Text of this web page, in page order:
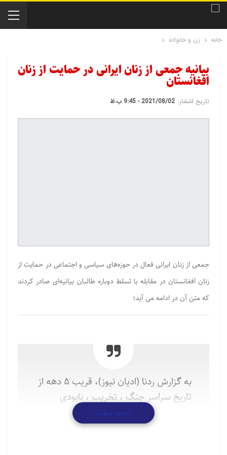
خانه زن و خانواده
بیانیه جمعی از زنان ایرانی در حمایت از زنان
افغانستان
تاریخ انتشار: 2021/08/02 - 9:45 ب.ظ
جمعی از زنان ایرانی فعال در حوزه‌های سیاسی و اجتماعی در حمایت از
زنان افغانستان در مقابله با تسلط دوباره طالبان بیانیه‌ای صادر کردند
که متن آن در ادامه می آید؛
به گزارش ردنا (ادیان نیوز)، قریب ۵ دهه از
تاریخ سراسر جنگ ، تخریب ، نابودی
،شهادت ، شکنجه ،خشونت ، آوارگی و
مهاجرت های بی پایان در افغانستان می
ادامه مطلب